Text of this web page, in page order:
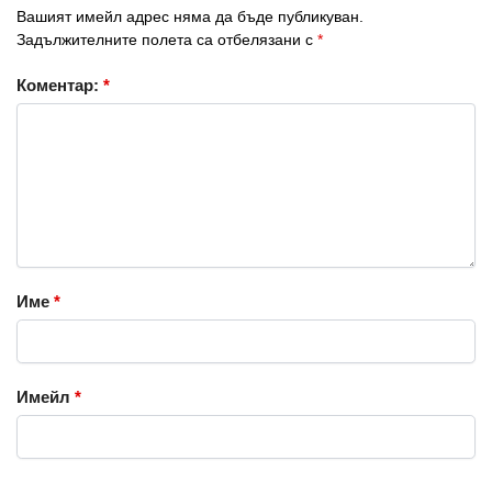
Вашият имейл адрес няма да бъде публикуван.
Задължителните полета са отбелязани с *
Коментар: *
Име *
Имейл *